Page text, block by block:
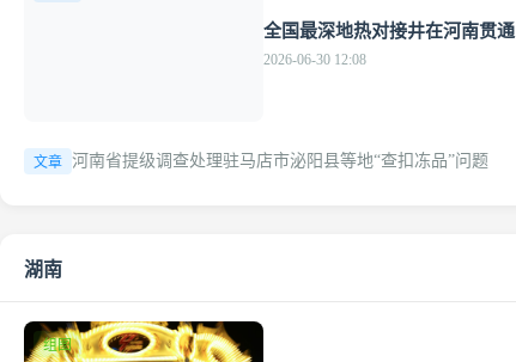
全国最深地热对接井在河南贯通
2026-06-30 12:08
文章 河南省提级调查处理驻马店市泌阳县等地“查扣冻品”问题
湖南
组图